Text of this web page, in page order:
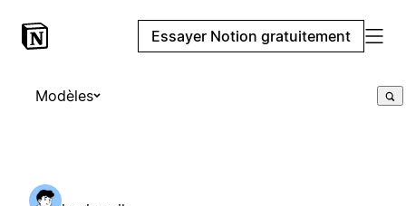
Essayer Notion gratuitement
Modèles